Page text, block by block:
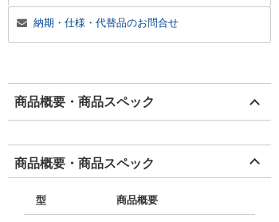
納期・仕様・代替品のお問合せ
商品概要・商品スペック
商品概要・商品スペック
型 商品概要